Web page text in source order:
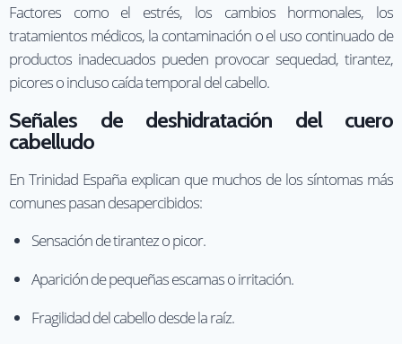
Factores como el estrés, los cambios hormonales, los
tratamientos médicos, la contaminación o el uso continuado de
productos inadecuados pueden provocar sequedad, tirantez,
picores o incluso caída temporal del cabello.
Señales de deshidratación del cuero
cabelludo
En Trinidad España explican que muchos de los síntomas más
comunes pasan desapercibidos:
Sensación de tirantez o picor.
Aparición de pequeñas escamas o irritación.
Fragilidad del cabello desde la raíz.